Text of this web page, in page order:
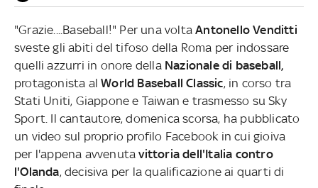
"Grazie....Baseball!" Per una voltaAntonello Venditti
sveste gli abiti del tifoso della Roma per indossare
quelli azzurri in onore della Nazionale di baseball,
protagonista alWorld Baseball Classic, in corso tra
Stati Uniti, Giappone e Taiwan e trasmesso su Sky
Sport. Il cantautore, domenica scorsa, ha pubblicato
un video sul proprio profilo Facebook in cui gioiva
per l'appena avvenutavittoria dell'Italia contro
l'Olanda, decisiva per la qualificazione ai quarti di